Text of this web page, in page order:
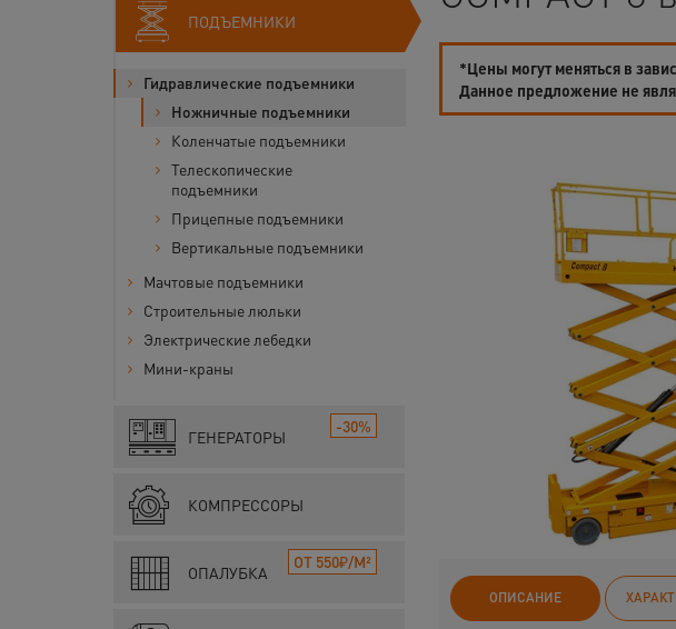
ПОДЪЕМНИКИ
Гидравлические подъемники
Ножничные подъемники
Коленчатые подъемники
Телескопические
подъемники
Прицепные подъемники
Вертикальные подъемники
Мачтовые подъемники
Строительные люльки
Электрические лебедки
Мини-краны
ГЕНЕРАТОРЫ
-30%
КОМПРЕССОРЫ
ОПАЛУБКА
ОТ 550₽/М²
*Цены могут меняться в
Данное предложение не
ОПИСАНИЕ